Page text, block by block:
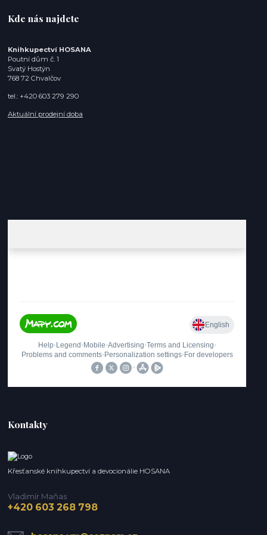
Kde nás najdete
Knihkupectví HOSANA
Poutní dům č. 1
Svatý Hostýn
768 72 Chvalčov
tel.: +420 603 279 290
Aktuální prodejní doba
Kontakty
Křesťanské knihkupectví a devocionálie HOSANA
Vladimír Maňas
+420 603 268 798